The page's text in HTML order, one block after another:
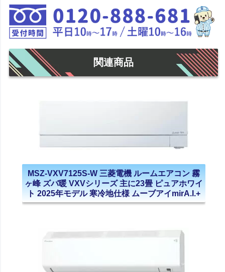
関連商品
MSZ-VXV7125S-W 三菱電機 ルームエアコン 霧
ヶ峰 ズバ暖 VXVシリーズ 主に23畳 ピュアホワイ
ト 2025年モデル 寒冷地仕様 ムーブアイmirA.I.+